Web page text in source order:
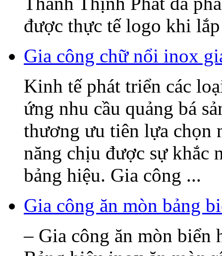
được thực tế logo khi
Gia công chữ nổi inox
Kinh tế phát triển các
ứng nhu cầu quảng bá
thương ưu tiên lựa chọn
năng chịu được sự khắc
bảng hiệu. Gia công ...
Gia công ăn mòn bảng
– Gia công ăn mòn biển